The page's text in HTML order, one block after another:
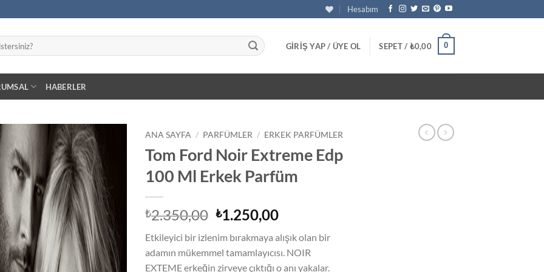
Hesabım
GIRIŞ YAP / ÜYE OL SEPET / ₺0,00 0
HABERLER
İstek
Listeme
Ekle
ANA SAYFA / PARFÜMLER / ERKEK PARFÜMLER
Tom Ford Noir Extreme Edp
100 Ml Erkek Parfüm
₺2.350,00 Orijinal
₺2.350,00.
₺1.250,00Şu
fiyat:
₺1.250,00.
Etkileyici bir izlenim bırakmaya alışık olan bir
adamın mükemmel tamamlayıcısı. NOIR
EXTEME erkeğin zirveye çıktığı o anı yakalar.